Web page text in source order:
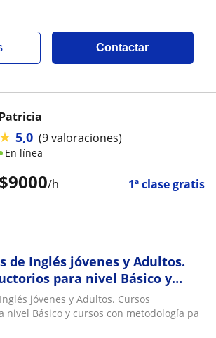
Contactar
$9000/h 1ª clase gratis
Patricia
★ 5,0 (9 valoraciones)
En línea
de Inglés jóvenes y Adultos.
para nivel Básico y
pa nivel Profesional
jóvenes y Adultos. Cursos
nivel Básico y cursos con metodología pa